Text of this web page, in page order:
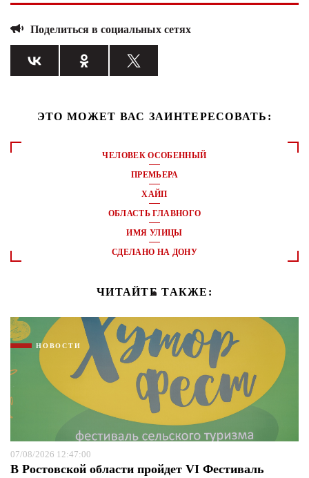
Поделиться в социальных сетях
ЭТО МОЖЕТ ВАС ЗАИНТЕРЕСОВАТЬ:
ЧЕЛОВЕК ОСОБЕННЫЙ
ПРЕМЬЕРА
ХАЙП
ОБЛАСТЬ ГЛАВНОГО
ИМЯ УЛИЦЫ
СДЕЛАНО НА ДОНУ
ЧИТАЙТЕ ТАКЖЕ:
НОВОСТИ
07/08/2026 12:47:00
В Ростовской области пройдет VI Фестиваль